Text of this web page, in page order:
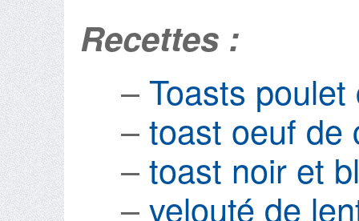
Recettes :
–Toasts
–toast oeuf de
–toast noir et
–velouté de